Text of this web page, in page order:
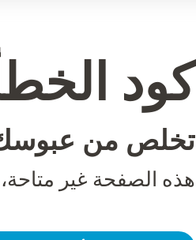
كود الخطأ
تخلص من
هذه الصفحة غير